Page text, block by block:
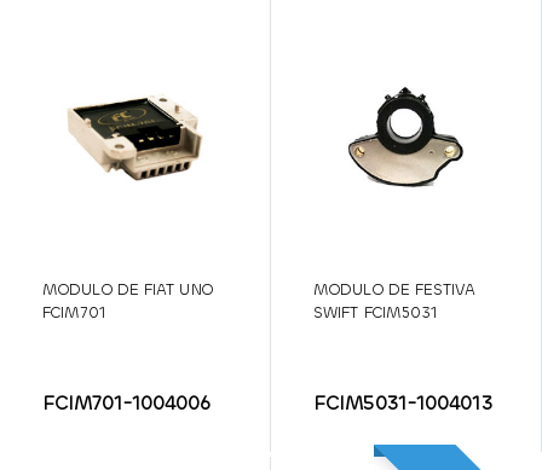
MODULO DE FIAT UNO
FCIM701
FCIM701-1004006
MODULO DE FESTIVA
SWIFT FCIM5031
FCIM5031-1004013